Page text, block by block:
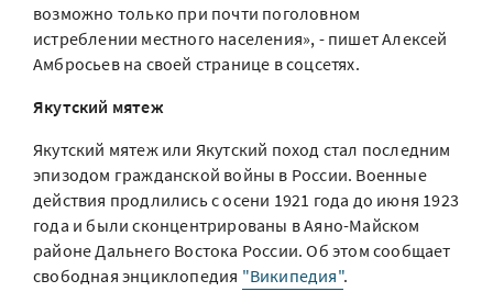
возможно только при почти поголовном
истреблении местного населения», - пишет Алексей
Амбросьев на своей странице в соцсетях.
Якутский мятеж
Якутский мятеж или Якутский поход стал последним
эпизодом гражданской войны в России. Военные
действия продлились с осени 1921 года до июня 1923
года и были сконцентрированы в Аяно-Майском
районе Дальнего Востока России. Об этом сообщает
свободная энциклопедия "Википедия".